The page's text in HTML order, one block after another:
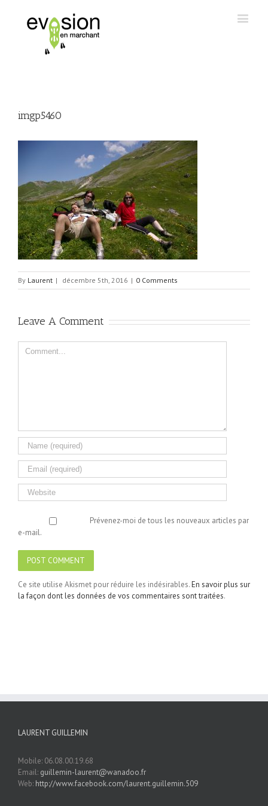
imgp5460
By Laurent | décembre 5th, 2016 | 0 Comments
Leave A Comment
Comment
Prévenez-moi de tous les nouveaux articles par
e-mail.
Ce site utilise Akismet pour réduire les indésirables.En savoir plus sur
la façon dont les données de vos commentaires sont traitées.
LAURENT GUILLEMIN
Mobile: 06.08.00.19.68
Email: guillemin-laurent@wanadoo.fr
Web: http://www.facebook.com/laurent.guillemin.509